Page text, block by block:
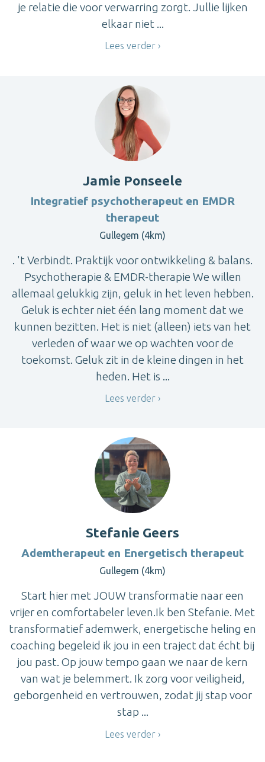
je relatie die voor verwarring zorgt. Jullie lijken
elkaar niet ...
Lees verder
Jamie Ponseele
Integratief psychotherapeut en EMDR
therapeut
Gullegem (4km)
. 't Verbindt. Praktijk voor ontwikkeling & balans.
Psychotherapie & EMDR-therapie We willen
allemaal gelukkig zijn, geluk in het leven hebben.
Geluk is echter niet één lang moment dat we
kunnen bezitten. Het is niet (alleen) iets van het
verleden of waar we op wachten voor de
toekomst. Geluk zit in de kleine dingen in het
heden. Het is ...
Lees verder
Stefanie Geers
Ademtherapeut en Energetisch therapeut
Gullegem (4km)
Start hier met JOUW transformatie naar een
vrijer en comfortabeler leven.Ik ben Stefanie. Met
transformatief ademwerk, energetische heling en
coaching begeleid ik jou in een traject dat écht bij
jou past. Op jouw tempo gaan we naar de kern
van wat je belemmert. Ik zorg voor veiligheid,
geborgenheid en vertrouwen, zodat jij stap voor
stap ...
Lees verder